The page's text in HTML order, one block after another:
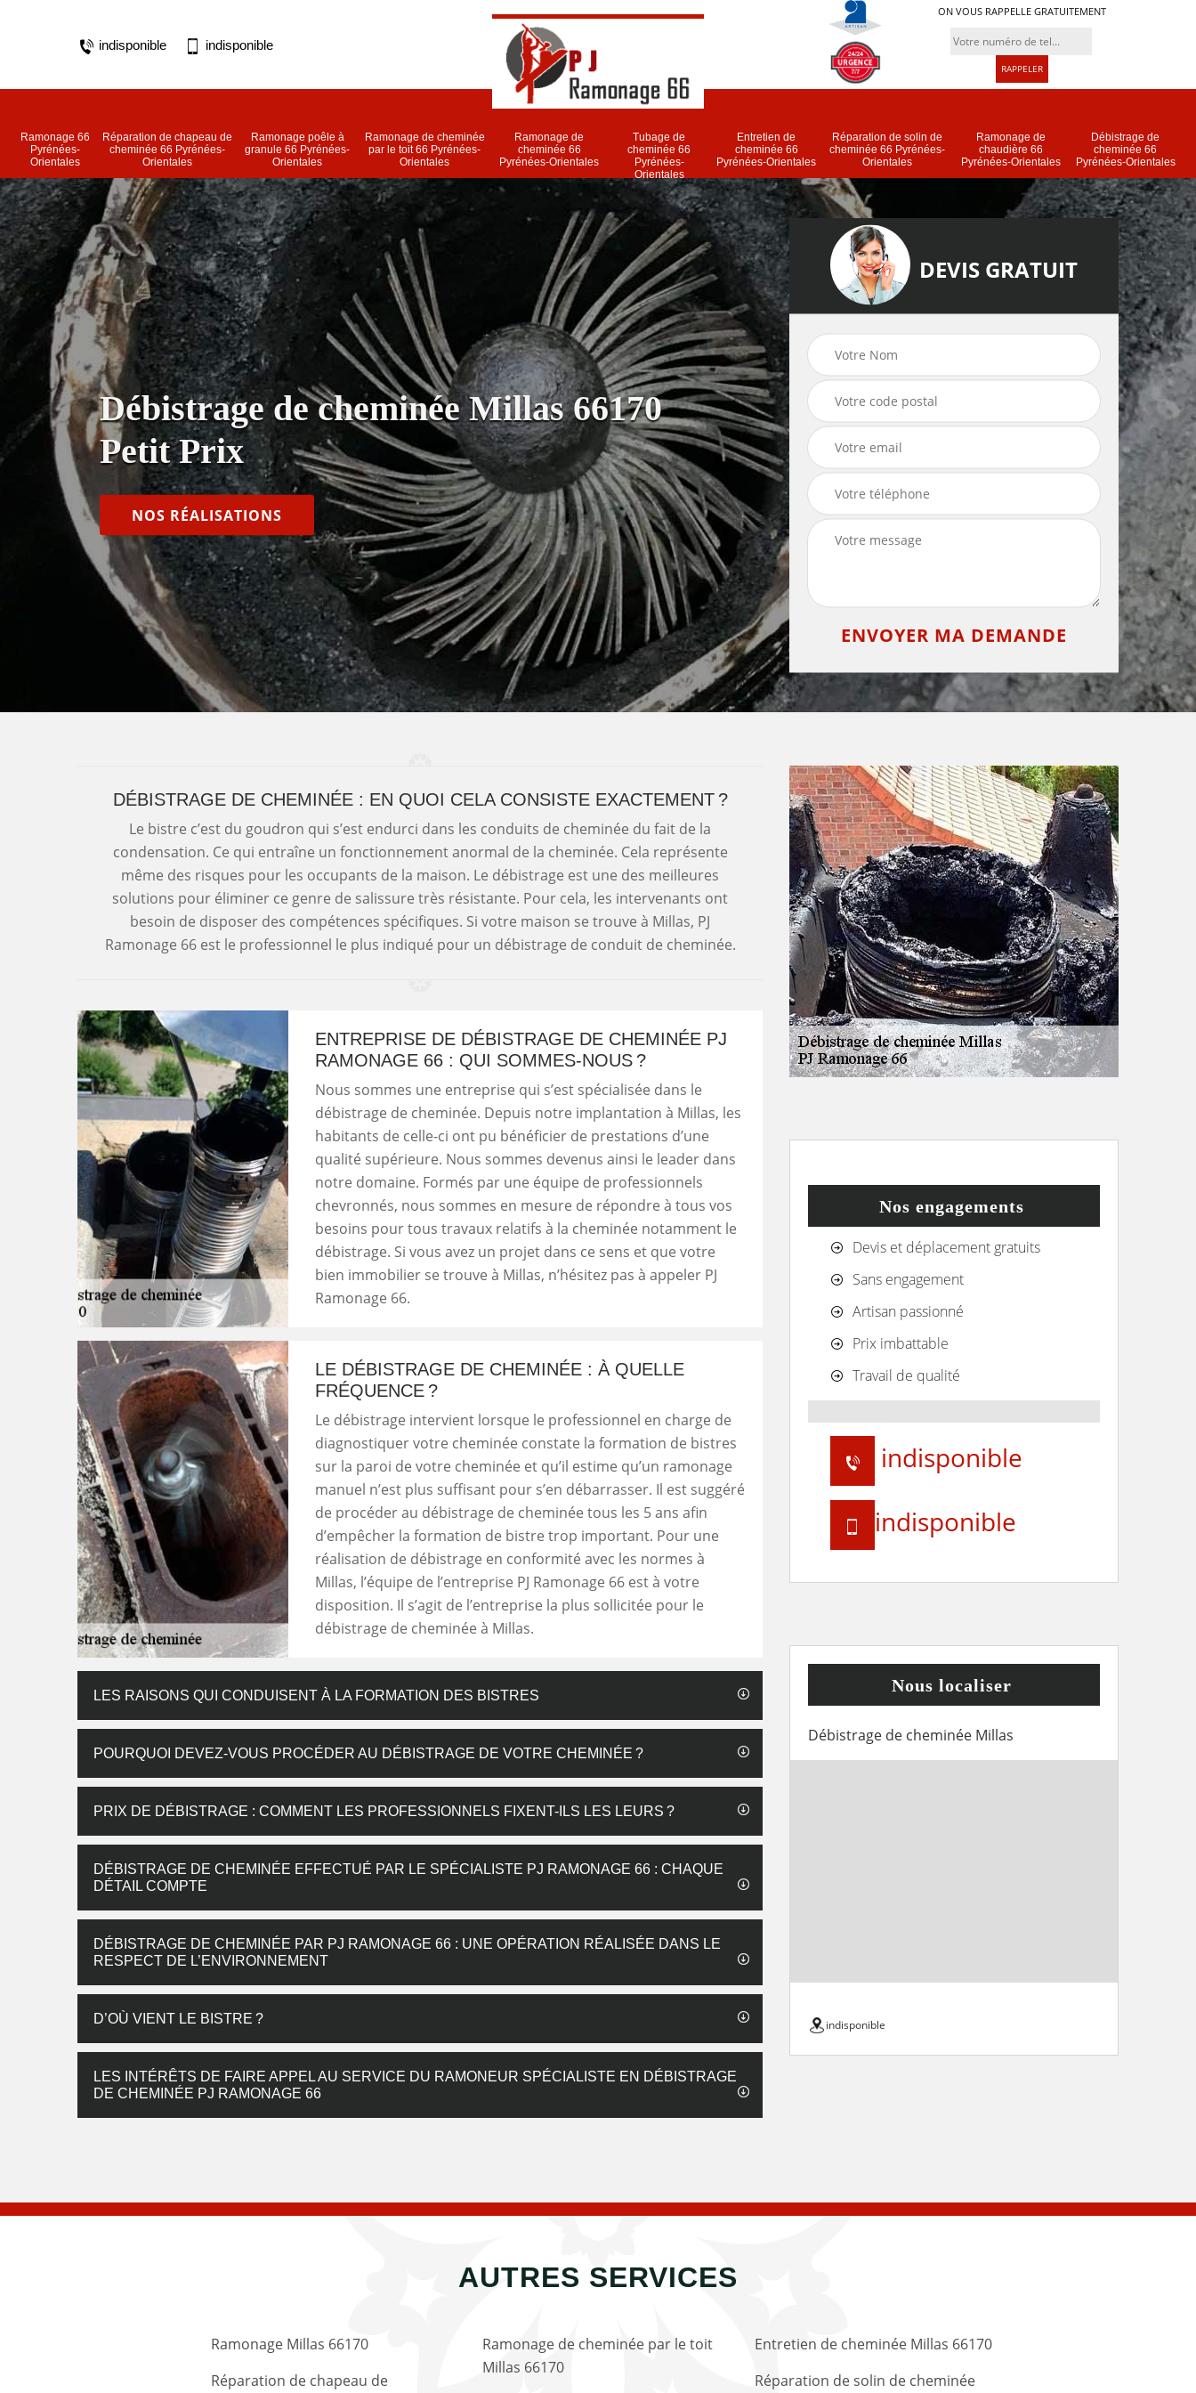
indisponible indisponible
ON VOUS RAPPELLE GRATUITEMENT
Ramonage 66
Pyrénées-
Orientales
Réparation de chapeau de
cheminée 66 Pyrénées-
Orientales
Ramonage poêle à
granule 66 Pyrénées-
Orientales
Ramonage de cheminée
par le toit 66 Pyrénées-
Orientales
Ramonage de
cheminée 66
Pyrénées-Orientales
Tubage de
cheminée 66
Pyrénées-
Orientales
Entretien de
cheminée 66
Pyrénées-Orientales
Réparation de solin de
cheminée 66 Pyrénées-
Orientales
Ramonage de
chaudière 66
Pyrénées-Orientales
Débistrage de
cheminée 66
Pyrénées-Orientales
Débistrage de cheminée Millas 66170
Petit Prix
NOS RÉALISATIONS
DEVIS GRATUIT
DÉBISTRAGE DE CHEMINÉE : EN QUOI CELA CONSISTE EXACTEMENT ?
Le bistre c’est du goudron qui s’est endurci dans les conduits de cheminée du fait de la
condensation. Ce qui entraîne un fonctionnement anormal de la cheminée. Cela représente
même des risques pour les occupants de la maison. Le débistrage est une des meilleures
solutions pour éliminer ce genre de salissure très résistante. Pour cela, les intervenants ont
besoin de disposer des compétences spécifiques. Si votre maison se trouve à Millas, PJ
Ramonage 66 est le professionnel le plus indiqué pour un débistrage de conduit de cheminée.
ENTREPRISE DE DÉBISTRAGE DE CHEMINÉE PJ
RAMONAGE 66 : QUI SOMMES-NOUS ?
Nous sommes une entreprise qui s’est spécialisée dans le
débistrage de cheminée. Depuis notre implantation à Millas, les
habitants de celle-ci ont pu bénéficier de prestations d’une
qualité supérieure. Nous sommes devenus ainsi le leader dans
notre domaine. Formés par une équipe de professionnels
chevronnés, nous sommes en mesure de répondre à tous vos
besoins pour tous travaux relatifs à la cheminée notamment le
débistrage. Si vous avez un projet dans ce sens et que votre
bien immobilier se trouve à Millas, n’hésitez pas à appeler PJ
Ramonage 66.
LE DÉBISTRAGE DE CHEMINÉE : À QUELLE
FRÉQUENCE ?
Le débistrage intervient lorsque le professionnel en charge de
diagnostiquer votre cheminée constate la formation de bistres
sur la paroi de votre cheminée et qu’il estime qu’un ramonage
manuel n’est plus suffisant pour s’en débarrasser. Il est suggéré
de procéder au débistrage de cheminée tous les 5 ans afin
d’empêcher la formation de bistre trop important. Pour une
réalisation de débistrage en conformité avec les normes à
Millas, l’équipe de l’entreprise PJ Ramonage 66 est à votre
disposition. Il s’agit de l’entreprise la plus sollicitée pour le
débistrage de cheminée à Millas.
LES RAISONS QUI CONDUISENT À LA FORMATION DES BISTRES
POURQUOI DEVEZ-VOUS PROCÉDER AU DÉBISTRAGE DE VOTRE CHEMINÉE ?
PRIX DE DÉBISTRAGE : COMMENT LES PROFESSIONNELS FIXENT-ILS LES LEURS ?
DÉBISTRAGE DE CHEMINÉE EFFECTUÉ PAR LE SPÉCIALISTE PJ RAMONAGE 66 : CHAQUE
DÉTAIL COMPTE
DÉBISTRAGE DE CHEMINÉE PAR PJ RAMONAGE 66 : UNE OPÉRATION RÉALISÉE DANS LE
RESPECT DE L’ENVIRONNEMENT
D’OÙ VIENT LE BISTRE ?
LES INTÉRÊTS DE FAIRE APPEL AU SERVICE DU RAMONEUR SPÉCIALISTE EN DÉBISTRAGE
DE CHEMINÉE PJ RAMONAGE 66
Nos engagements
Devis et déplacement gratuits
Sans engagement
Artisan passionné
Prix imbattable
Travail de qualité
indisponible
indisponible
Nous localiser
Débistrage de cheminée Millas
indisponible
AUTRES SERVICES
Ramonage Millas 66170
Réparation de chapeau de
Ramonage de cheminée par le toit
Millas 66170
Entretien de cheminée Millas 66170
Réparation de solin de cheminée